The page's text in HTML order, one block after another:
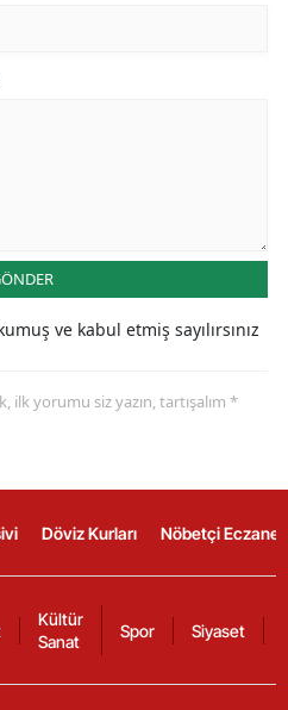
ve kabul etmiş sayılırsınız
yorumu siz yazın, tartışalım *
Döviz Kurları Nöbetçi
Kültür
Sanat
Spor Siyaset